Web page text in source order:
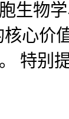
生物
心价
特别